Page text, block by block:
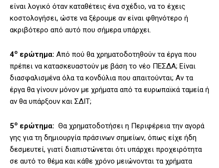
είναι λογικό όταν καταθέτεις ένα σχέδιο, να το έχεις
κοστολογήσει, ώστε να ξέρουμε αν είναι φθηνότερο ή
ακριβότερο από αυτό που σήμερα υπάρχει.
4ο ερώτημα: Από πού θα χρηματοδοτηθούν τα έργα που
πρέπει να κατασκευαστούν με βάση το νέο ΠΕΣΔΑ; Είναι
διασφαλισμένα όλα τα κονδύλια που απαιτούνται; Αν τα
έργα θα γίνουν μόνον με χρήματα από τα ευρωπαϊκά ταμεία ή
αν θα υπάρξουν και ΣΔΙΤ;
5ο ερώτημα: Θα χρηματοδοτήσει η Περιφέρεια την αγορά
γης για τη δημιουργία πράσινων σημείων, όπως είχε ήδη
δεσμευτεί, γιατί διαπιστώνεται ότι υπάρχει προχειρότητα
σε αυτό το θέμα και κάθε χρόνο μειώνονται τα χρήματα